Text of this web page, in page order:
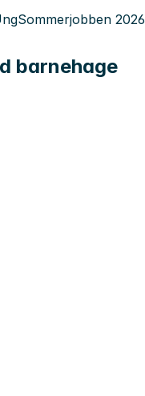
Sommerjobben 2026
barnehage